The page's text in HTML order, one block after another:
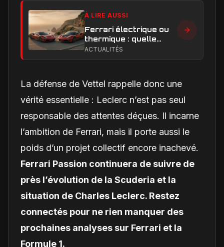
À LIRE AUSSI
Ferrari électrique ou
thermique : quelle
performance et quelle
ACTUALITÉS
La défense de Vettel rappelle donc une
vérité essentielle : Leclerc n’est pas seul
responsable des attentes déçues. Il incarne
l’ambition de Ferrari, mais il porte aussi le
poids d’un projet collectif encore inachevé.
Ferrari Passion continuera de suivre de
près l’évolution de la Scuderia et la
situation de Charles Leclerc. Restez
connectés pour ne rien manquer des
prochaines analyses sur Ferrari et la
Formule 1.